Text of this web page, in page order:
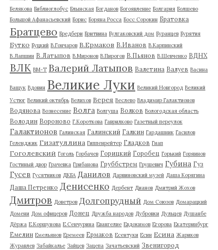
Белякова Библиоглобус Блынская Богданов Богоявление Болгария Болшево
Большой Афанасьевский Борис Боряна Росса Босс Сорокин Братовка
Братцево Бредбери Бритвина Булгаковский дом Буранцев Бурятия
Бутко Буцкий В.Гончаров В.Ермаков В.Иванов В.Карпинский
В.Лапшин В.Латыпов В.Миронов В.Пирогов В.Пьянов В.Шевченко ВДНХ
ВЛК ВМ-Т Валерий Латыпов Валетина Валуев Васина
Ващук Вдовин Великие Луки Великий Новгород Великий
Устюг Великий октябрь Велихов Верея Веслево Владимир Галактионов
Водянова Вознесение Волга Волгуша Волков Вологодская область
Володин Вороново Г.Короткова Гаврилково Газетный переулок
Галактионов Галинская Галинский Галкин Гардашник Гасилов
Геленджик Гизатуллина Гиппенрейтер Гладков Гнап
Гоголевский Гоголь Горбачев Горицкий Горобец Горький Горяинов
Гостиный двор Грачевка Грибанова Груббстрем Грушевич Губина Гуз
Гусев Гусятников ДКБА Данилов Дарвиновский музей Даша Корягина
Даша Петренко Денисенко Дербент Дианов Дмитрий Жохов
Дмитров Доветров Долгопрудный Дом Союзов Домарацкий
Домени Дом офицеров Донец Дружба народов Дубровки Дульцев Душанбе
Дёржа Е.Коршунова Е.Сенчурина Евангелие Евдокимов Егорова Екатеринбург
Емелин Емельянов Еремеев Ермаков Есентуки Есин Есина Жариков
Журавлев Забайкалье Зайцев Зацепа Зачатьевский Звенигород